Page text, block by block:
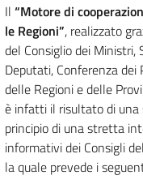
Il “Motore di
le Regioni”, realizzato
del Consiglio dei Ministri,
Deputati, Conferenza
delle Regioni e delle
è infatti il risultato di una
principio di una stretta
informativi dei Consigli
la quale prevede i